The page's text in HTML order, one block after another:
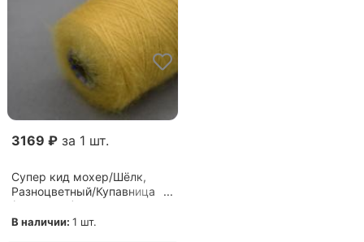
3169 ₽ за 1 шт.
Супер кид мохер/Шёлк,
Разноцветный/Купавница
(ГЛ-00058)
В наличии: 1 шт.